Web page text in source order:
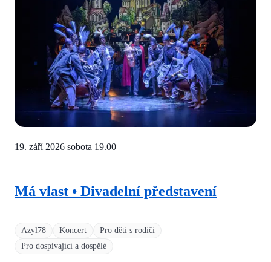
Azyl78 Koncert
Pro děti s rodiči
Pro dospívající a dospělé
Má vlast • Divadelní představení
19. září 2026 sobota 19.00